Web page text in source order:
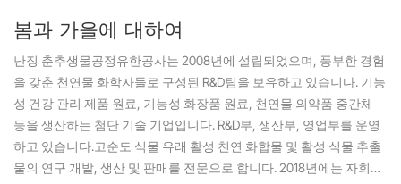
봄과 가을에 대하여
난징 춘추생물공정유한공사는 2008년에 설립되었으며, 풍부한 경험
을 갖춘 천연물 화학자들로 구성된 R&D팀을 보유하고 있습니다. 기능
성 건강 관리 제품 원료, 기능성 화장품 원료, 천연물 의약품 중간체
등을 생산하는 첨단 기술 기업입니다. R&D부, 생산부, 영업부를 운영
하고 있습니다.고순도 식물 유래 활성 천연 화합물 및 활성 식물 추출
물의 연구 개발, 생산 및 판매를 전문으로 합니다. 2018년에는 자회사